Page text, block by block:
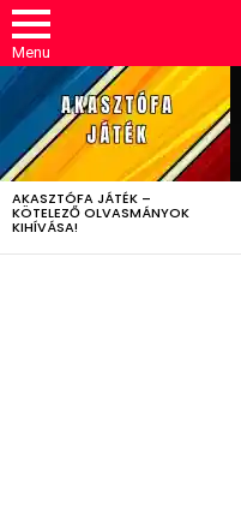
Menu
LATEST
STORIES
AKASZTÓFA JÁTÉK –
KÖTELEZŐ OLVASMÁNYOK
KIHÍVÁSA!